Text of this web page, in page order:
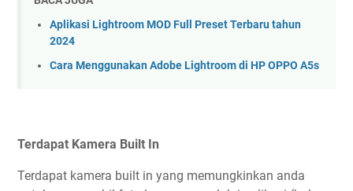
Aplikasi Lightroom MOD Full Preset Terbaru tahun
2024
Cara Menggunakan Adobe Lightroom di HP OPPO A5s
Terdapat Kamera Built In
Terdapat kamera built in yang memungkinkan anda